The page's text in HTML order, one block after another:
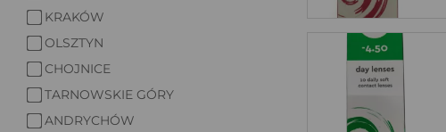
KRAKÓW
OLSZTYN
CHOJNICE
TARNOWSKIE GÓRY
ANDRYCHÓW